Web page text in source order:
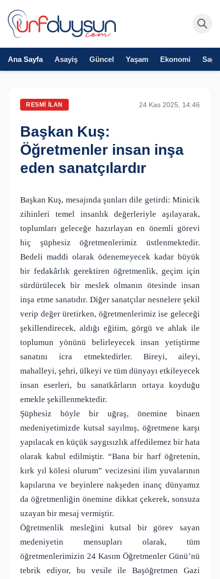
Ana Sayfa Asayiş Güncel Yaşam Ekonomi
RESMI İLAN 24 Kas 2025, 14:46
Başkan Kuş:
Öğretmenler insan inşa
eden sanatçılardır
Başkan Kuş, mesajında şunları dile getirdi: Minicik
zihinleri temel insanlık değerleriyle aşılayarak,
toplumları geleceğe hazırlayan en önemli görevi
hiç şüphesiz öğretmenlerimiz üstlenmektedir.
Bedeli maddi olarak ödenemeyecek kadar büyük
bir fedakârlık gerektiren öğretmenlik, geçim için
sürdürülecek bir meslek olmanın ötesinde insan
inşa etme sanatıdır. Diğer sanatçılar nesnelere şekil
verip değer üretirken, öğretmenlerimiz ise geleceği
şekillendirecek, aldığı eğitim, görgü ve ahlak ile
toplumun yönünü belirleyecek insan yetiştirme
sanatını icra etmektedirler. Bireyi, aileyi,
mahalleyi, şehri, ülkeyi ve tüm dünyayı etkileyecek
insan eserleri, bu sanatkârların ortaya koyduğu
emekle şekillenmektedir.
Şüphesiz böyle bir uğraş, önemine binaen
medeniyetimizde kutsal sayılmış, öğretmene karşı
yapılacak en küçük saygısızlık affedilemez bir hata
olarak kabul edilmiştir. “Bana bir harf öğretenin,
kırk yıl kölesi olurum” vecizesini ilim yuvalarının
kapılarına ve beyinlere nakşeden inanç dünyamız
da öğretmenliğin önemine dikkat çekerek, sonsuza
uzayan bir mesaj vermiştir.
Öğretmenlik mesleğini kutsal bir görev sayan
medeniyetin mensupları olarak, tüm
öğretmenlerimizin 24 Kasım Öğretmenler Günü’nü
tebrik ediyor, bu vesile ile Başöğretmen Gazi